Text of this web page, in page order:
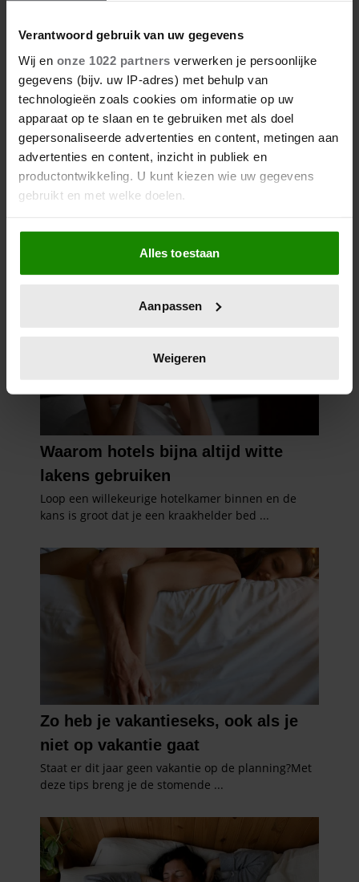
Verantwoord gebruik van uw gegevens
Wij en onze 1022 partners verwerken je persoonlijke
gegevens (bijv. uw IP-adres) met behulp van
technologieën zoals cookies om informatie op uw
apparaat op te slaan en te gebruiken met als doel
gepersonaliseerde advertenties en content, metingen aan
advertenties en content, inzicht in publiek en
productontwikkeling. U kunt kiezen wie uw gegevens
gebruikt en met welke doelen.
Als u het toestaat, willen we ook graag:
Informatie verzamelen over uw geografische
locatie, die tot een paar meter nauwkeurig kan zijn
scannen op specifieke eigenschappen (fingerprinting)
verwerkt en stel uw voorkeuren in het
intrekken in de Cookieverklaring.
We gebruiken cookies om content en advertenties te
personaliseren, om functies voor social media te bieden
en om ons websiteverkeer te analyseren. Ook delen we
partners voor social media, adverteren en analyse. Deze
informatie die u aan ze heeft verstrekt of die ze hebben
verzameld op basis van uw gebruik van hun services. U
gaat akkoord met onze cookies als u onze website blijft
Alles toestaan
Aanpassen
Weigeren